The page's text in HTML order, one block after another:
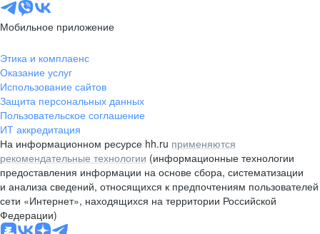
Мобильное приложение
Этика и комплаенс
Оказание услуг
Использование сайтов
Защита персональных данных
Пользовательское соглашение
ИТ аккредитация
На информационном ресурсе hh.ru применяются
рекомендательные технологии (информационные технологии
предоставления информации на основе сбора, систематизации
и анализа сведений, относящихся к предпочтениям пользователей
сети «Интернет», находящихся на территории Российской
Федерации)